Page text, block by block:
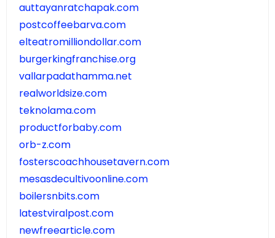
auttayanratchapak.com
postcoffeebarva.com
elteatromilliondollar.com
burgerkingfranchise.org
vallarpadathamma.net
realworldsize.com
teknolama.com
productforbaby.com
orb-z.com
fosterscoachhousetavern.com
mesasdecultivoonline.com
boilersnbits.com
latestviralpost.com
newfreearticle.com